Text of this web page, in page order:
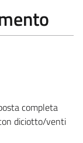
completa
diciotto/venti